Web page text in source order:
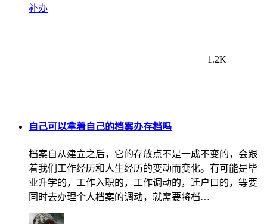
补办
1.2K
自己可以拿着自己的档案办存档吗
档案自从建立之后，它的存放点不是一成不变的，会跟
着我们工作经历和人生经历的变动而变化。有可能是毕
业升学的，工作入职的，工作调动的，迁户口的，等要
同时去办理个人档案的调动，就需要将档…